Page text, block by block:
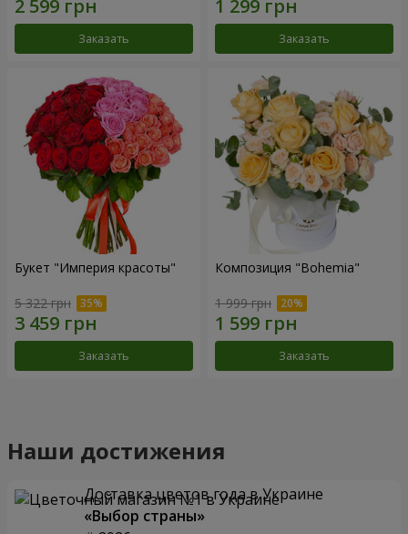
Заказать Заказать
Букет "Империя красоты"
5 322 грн
Заказать
Композиция "Bohemia"
1 999 грн
Заказать
Наши достижения
Доставка цветов года в Украине
«Выбор страны»